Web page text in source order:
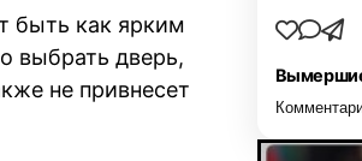
быть как ярким
выбрать дверь,
не привнесет